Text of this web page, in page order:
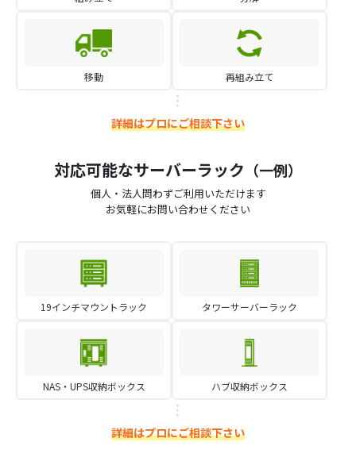
移動 再組み立て
詳細はプロにご相談下さい
対応可能なサーバーラック （一例）
個人・法人問わずご利用いただけます
お気軽にお問い合わせください
19インチマウントラック タワーサーバーラック
NAS・UPS収納ボックス ハブ収納ボックス
詳細はプロにご相談下さい